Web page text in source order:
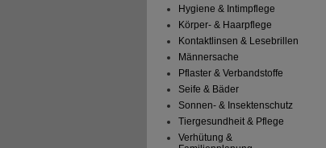
Hygiene & Intimpflege
Körper- & Haarpflege
Kontaktlinsen & Lesebrillen
Männersache
Pflaster & Verbandstoffe
Seife & Bäder
Sonnen- & Insektenschutz
Tiergesundheit & Pflege
Verhütung &